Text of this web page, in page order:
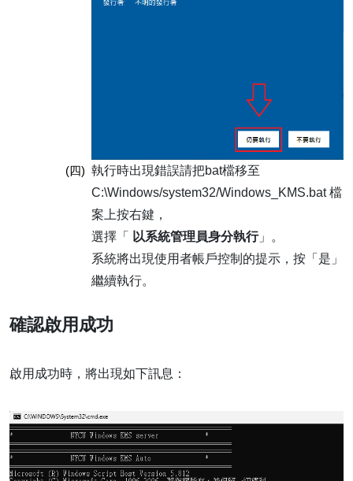
(四) 執行時出現錯誤請把bat檔移至
C:\Windows/system32/Windows_KMS.bat 檔
案上按右鍵，
選擇「
以系統管理員身分執行」。
系統將出現使用者帳戶控制的提示，按「是」
繼續執行。
確認啟用成功
啟用成功時，將出現如下訊息：